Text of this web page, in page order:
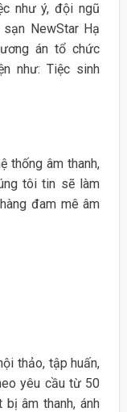
như ý, đội ngũ
NewStar Hạ
án tổ chức
như: Tiệc sinh
thống âm thanh,
tôi tin sẽ làm
đam mê âm
thảo, tập huấn,
yêu cầu từ 50
âm thanh, ánh